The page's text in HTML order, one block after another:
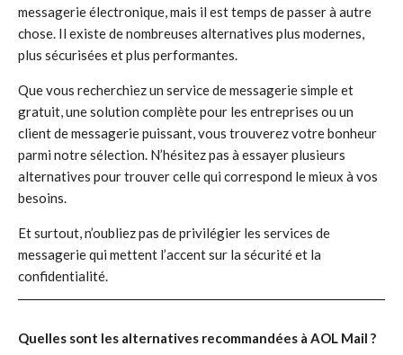
messagerie électronique, mais il est temps de passer à autre
chose. Il existe de nombreuses alternatives plus modernes,
plus sécurisées et plus performantes.
Que vous recherchiez un service de messagerie simple et
gratuit, une solution complète pour les entreprises ou un
client de messagerie puissant, vous trouverez votre bonheur
parmi notre sélection. N’hésitez pas à essayer plusieurs
alternatives pour trouver celle qui correspond le mieux à vos
besoins.
Et surtout, n’oubliez pas de privilégier les services de
messagerie qui mettent l’accent sur la sécurité et la
confidentialité.
Quelles sont les alternatives recommandées à AOL Mail ?